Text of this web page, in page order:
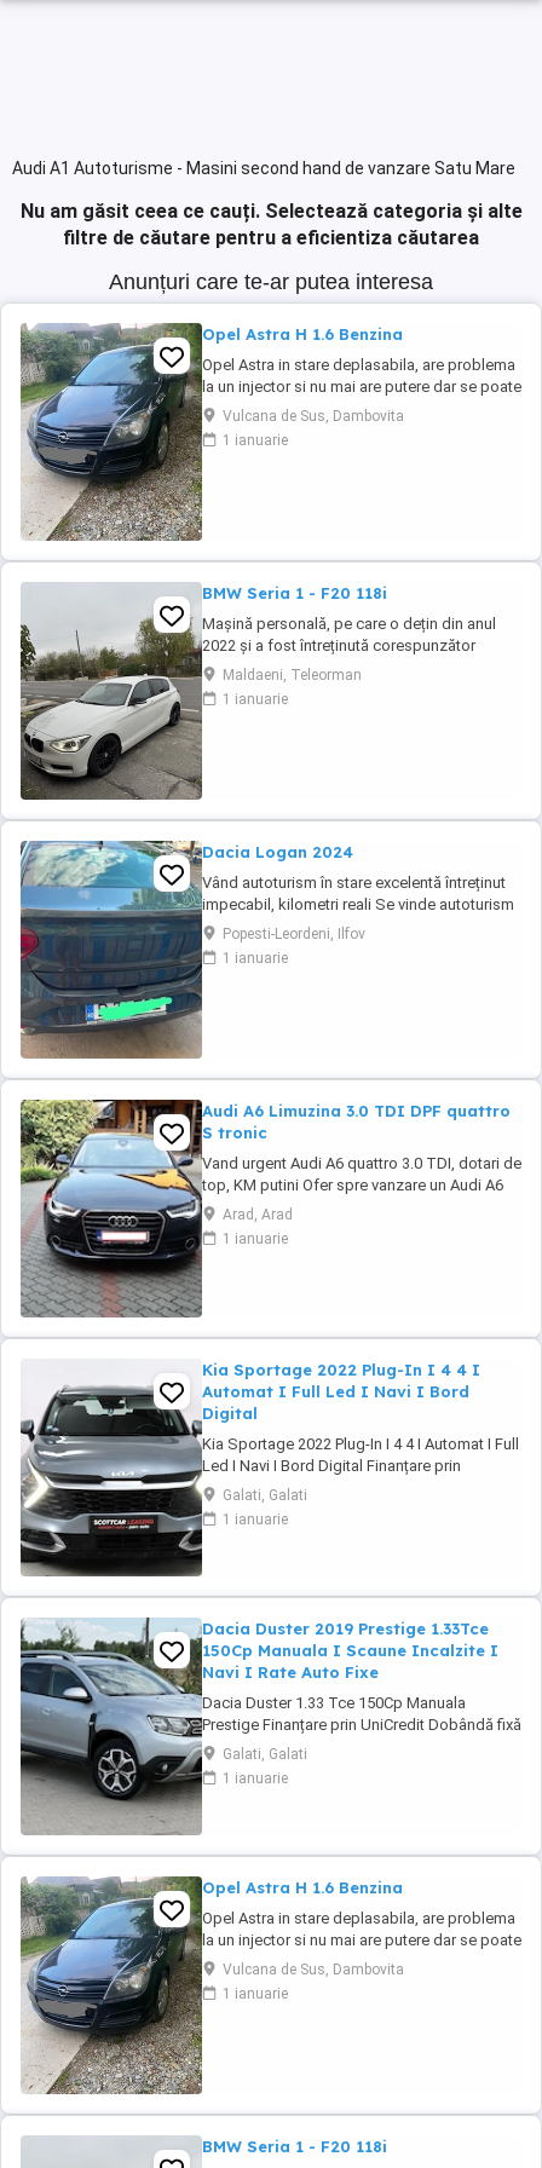
Audi A1 Autoturisme - Masini second hand de vanzare Satu Mare
Nu am găsit ceea ce cauți. Selectează categoria și alte
filtre de căutare pentru a eficientiza căutarea
Anunțuri care te-ar putea interesa
Opel Astra H 1.6 Benzina
Opel Astra in stare deplasabila, are problema
la un injector si nu mai are putere dar se poate
deplasa, pretul este negociabil la fata locului,
masina are si instalație Gpl omologată.
Vulcana de Sus, Dambovita
1 ianuarie
BMW Seria 1 - F20 118i
Mașină personală, pe care o dețin din anul
2022 și a fost întreținută corespunzător
(revizia la 8000-9000 km). Distribuție, ambreiaj
și suspensie (telescoape, brațe+bucși)- au
fost înlocuite cu un an în urmă. Două seturi de
Maldaeni, Teleorman
1 ianuarie
Dacia Logan 2024
Vând autoturism în stare excelentă întreținut
impecabil, kilometri reali Se vinde autoturism
personal, foarte bine întreținut, folosit în
principal pentru deplasări în afara
Bucureștiului. Mașina a fost ținută permanent
Popesti-Leordeni, Ilfov
1 ianuarie
Audi A6 Limuzina 3.0 TDI DPF quattro
S tronic
Vand urgent Audi A6 quattro 3.0 TDI, dotari de
top, KM putini Ofer spre vanzare un Audi A6
importat personal din Germania in 2016
August, dotari de top, istoric revizii la zi ... km
in crestere ... In pret se ofera setul original de
Arad, Arad
1 ianuarie
Kia Sportage 2022 Plug-In I 4 4 I
Automat I Full Led I Navi I Bord
Digital
Kia Sportage 2022 Plug-In I 4 4 I Automat I Full
Led I Navi I Bord Digital Finanțare prin
UniCredit Dobândă fixă de la 7,9%* Rate fixe
pe toată perioada finanțării Aprobare rapidă
Garanție inclusă pentru autoturismele eligibile
Galati, Galati
1 ianuarie
Dacia Duster 2019 Prestige 1.33Tce
150Cp Manuala I Scaune Incalzite I
Navi I Rate Auto Fixe
Dacia Duster 1.33 Tce 150Cp Manuala
Prestige Finanțare prin UniCredit Dobândă fixă
de la 7,9%* Rate fixe pe toată perioada
finanțării Aprobare rapidă Garanție inclusă
pentru autoturismele eligibile Transport la
Galati, Galati
1 ianuarie
Opel Astra H 1.6 Benzina
Opel Astra in stare deplasabila, are problema
la un injector si nu mai are putere dar se poate
deplasa, pretul este negociabil la fata locului,
masina are si instalație Gpl omologată.
Vulcana de Sus, Dambovita
1 ianuarie
BMW Seria 1 - F20 118i